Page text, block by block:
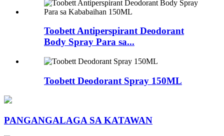
Toobett Antiperspirant Deodorant
Body Spray Para sa...
Toobett Deodorant Spray 150ML
PANGANGALAGA SA KATAWAN